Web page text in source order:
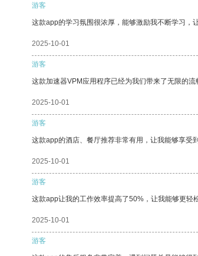
游客
这款app的学习氛围很浓厚，能够激励我不断学习，
2025-10-01
游客
这款加速器VPM应用程序已经为我们带来了无限的流
2025-10-01
游客
这款app的酒店、餐厅推荐非常有用，让我能够享受
2025-10-01
游客
这款app让我的工作效率提高了50%，让我能够更轻
2025-10-01
游客